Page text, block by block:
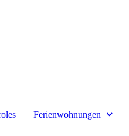
Ferienwohnungen